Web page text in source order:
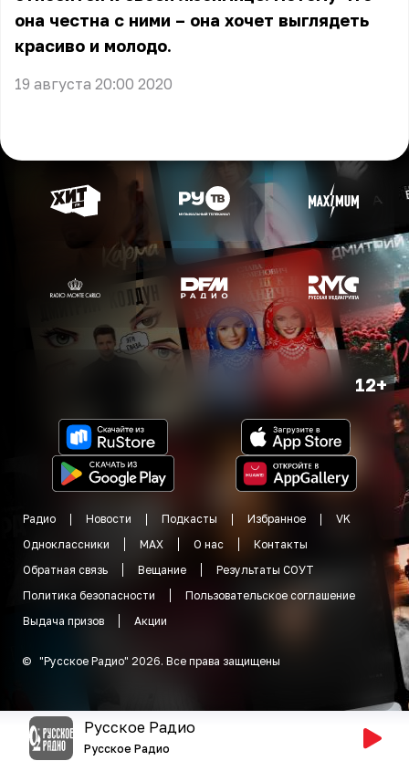
она честна с ними – она хочет выглядеть
красиво и молодо.
19 августа 20:00 2020
12+
Радио Новости Подкасты Избранное
VK
Одноклассники
MAX О нас
Контакты
Обратная связь
Вещание
Результаты СОУТ
Политика безопасности
Пользовательское соглашение
Выдача призов
Акции
© "Русское Радио" 2026. Все права защищены
Русское Радио
Русское Радио